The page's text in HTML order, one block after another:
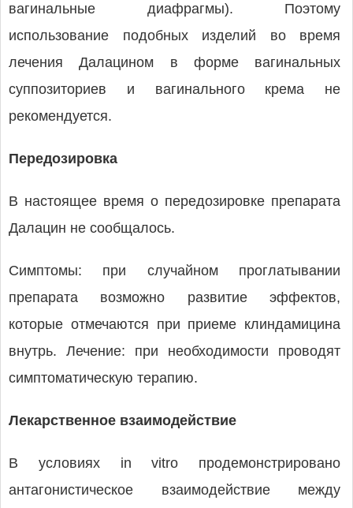
вагинальные диафрагмы). Поэтому
использование подобных изделий во время
лечения Далацином в форме вагинальных
суппозиториев и вагинального крема не
рекомендуется.
Передозировка
В настоящее время о передозировке препарата
Далацин не сообщалось.
Симптомы: при случайном проглатывании
препарата возможно развитие эффектов,
которые отмечаются при приеме клиндамицина
внутрь. Лечение: при необходимости проводят
симптоматическую терапию.
Лекарственное взаимодействие
В условиях in vitro продемонстрировано
антагонистическое взаимодействие между